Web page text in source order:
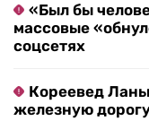
«Был бы
массовые
соцсетях
Кореевед
железную